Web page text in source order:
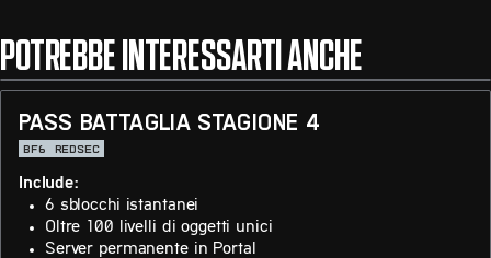
POTREBBE INTERESSARTI ANCHE
PASS BATTAGLIA STAGIONE 4
BF6 REDSEC
Include:
6 sblocchi istantanei
Oltre 100 livelli di oggetti unici
Server permanente in Portal